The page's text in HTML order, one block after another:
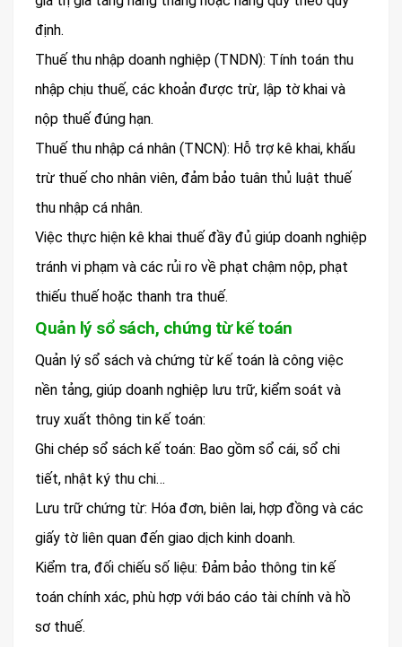
định.
Thuế thu nhập doanh nghiệp (TNDN): Tính toán thu
nhập chịu thuế, các khoản được trừ, lập tờ khai và
nộp thuế đúng hạn.
Thuế thu nhập cá nhân (TNCN): Hỗ trợ kê khai, khấu
trừ thuế cho nhân viên, đảm bảo tuân thủ luật thuế
thu nhập cá nhân.
Việc thực hiện kê khai thuế đầy đủ giúp doanh nghiệp
tránh vi phạm và các rủi ro về phạt chậm nộp, phạt
thiếu thuế hoặc thanh tra thuế.
Quản lý sổ sách, chứng từ kế toán
Quản lý sổ sách và chứng từ kế toán là công việc
nền tảng, giúp doanh nghiệp lưu trữ, kiểm soát và
truy xuất thông tin kế toán:
Ghi chép sổ sách kế toán: Bao gồm sổ cái, sổ chi
tiết, nhật ký thu chi…
Lưu trữ chứng từ: Hóa đơn, biên lai, hợp đồng và các
giấy tờ liên quan đến giao dịch kinh doanh.
Kiểm tra, đối chiếu số liệu: Đảm bảo thông tin kế
toán chính xác, phù hợp với báo cáo tài chính và hồ
sơ thuế.